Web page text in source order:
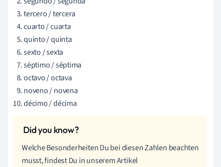
tercero / tercera
cuarto / cuarta
quinto / quinta
sexto / sexta
séptimo / séptima
octavo / octava
noveno / novena
décimo / décima
Welche Besonderheiten Du bei diesen Zahlen beachten
musst, findest Du in unserem Artikel